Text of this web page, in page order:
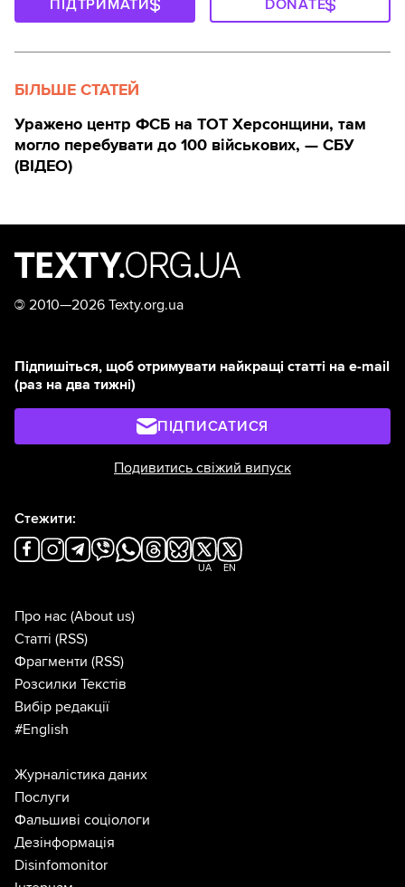
ПІДТРИМАТИ DONATE
БІЛЬШЕ СТАТЕЙ
Уражено центр ФСБ на ТОТ Херсонщини, там
могло перебувати до 100 військових, — СБУ
(ВIДЕО)
© 2010—2026 Texty.org.ua
Підпишіться, щоб отримувати найкращі статті на e-mail
(раз на два тижні)
ПІДПИСАТИСЯ
Подивитись свіжий випуск
Стежити:
UA EN
Про нас (About us)
Статті (RSS)
Фрагменти (RSS)
Розсилки Текстів
Вибір редакції
#English
Журналістика даних
Послуги
Фальшиві соціологи
Дезінформація
Disinfomonitor